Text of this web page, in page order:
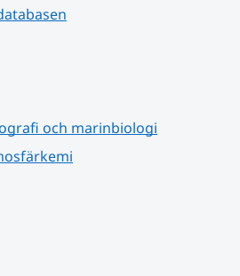
och marinbiologi